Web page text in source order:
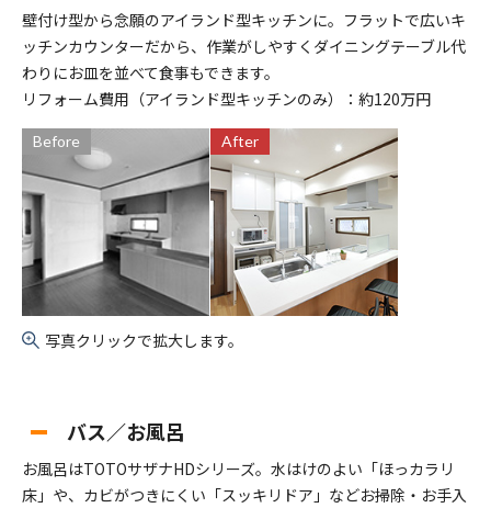
壁付け型から念願のアイランド型キッチンに。フラットで広いキ
ッチンカウンターだから、作業がしやすくダイニングテーブル代
わりにお皿を並べて食事もできます。
リフォーム費用（アイランド型キッチンのみ）：約120万円
Before After
写真クリックで拡大します。
バス／お風呂
お風呂はTOTOサザナHDシリーズ。水はけのよい「ほっカラリ
床」や、カビがつきにくい「スッキリドア」などお掃除・お手入